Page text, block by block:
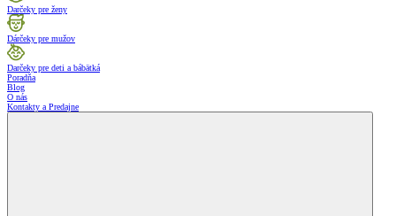
Darčeky pre ženy
Dárčeky pre mužov
Darčeky pre deti a bábätká
Poradňa
Blog
O nás
Kontakty a Predajne